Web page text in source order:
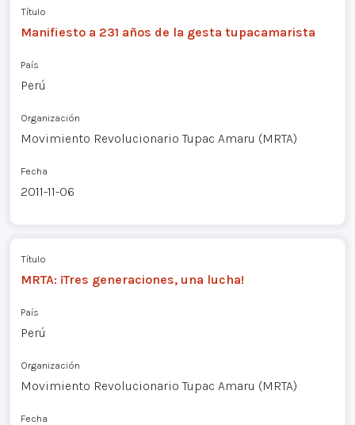
Título
Manifiesto a 231 años de la gesta tupacamarista
País
Perú
Organización
Movimiento Revolucionario Tupac Amaru (MRTA)
Fecha
2011-11-06
Título
MRTA: ¡Tres generaciones, una lucha!
País
Perú
Organización
Movimiento Revolucionario Tupac Amaru (MRTA)
Fecha